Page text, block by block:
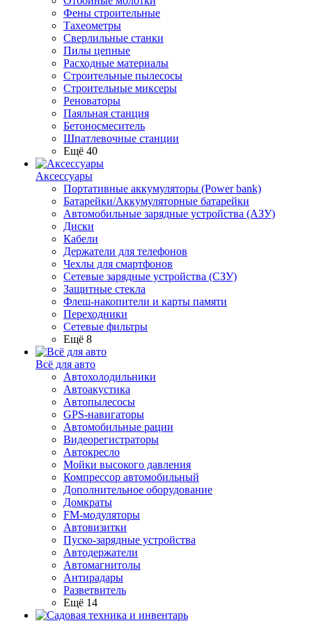
Фены строительные
Тахеометры
Сверлильные станки
Пилы цепные
Расходные материалы
Строительные пылесосы
Строительные миксеры
Реноваторы
Паяльная станция
Бетоносмеситель
Шпатлевочные станции
Ещё 40
Аксессуары
Портативные аккумуляторы (Power bank)
Батарейки/Аккумуляторные батарейки
Автомобильные зарядные устройства (АЗУ)
Диски
Кабели
Держатели для телефонов
Чехлы для смартфонов
Сетевые зарядные устройства (СЗУ)
Защитные стекла
Флеш-накопители и карты памяти
Переходники
Сетевые фильтры
Ещё 8
Всё для авто
Автохолодильники
Автоакустика
Автопылесосы
GPS-навигаторы
Автомобильные рации
Видеорегистраторы
Автокресло
Мойки высокого давления
Компрессор автомобильный
Дополнительное оборудование
Домкраты
FM-модуляторы
Автовизитки
Пуско-зарядные устройства
Автодержатели
Автомагнитолы
Антирадары
Разветвитель
Ещё 14